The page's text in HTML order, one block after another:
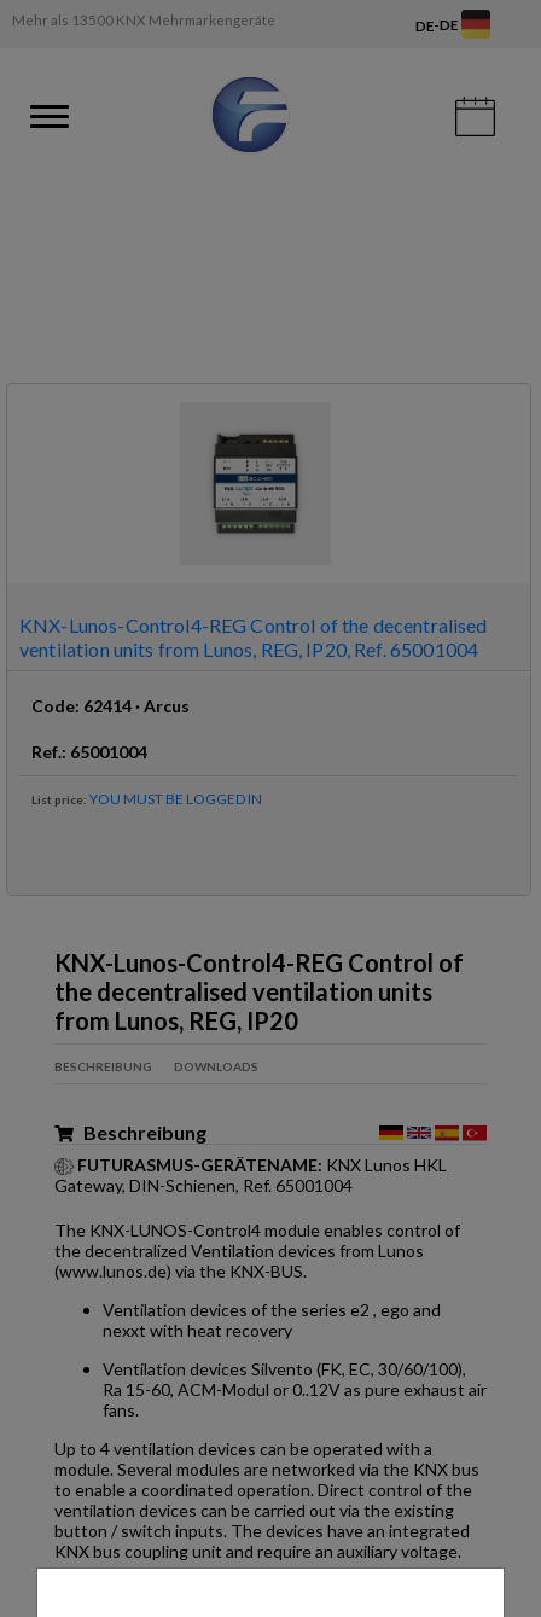
Mehr als 13500 KNX Mehrmarkengeräte DE-DE
KNX-Lunos-Control4-REG Control of the decentralised
ventilation units from Lunos, REG, IP20, Ref. 65001004
Code: 62414·Arcus
Ref.: 65001004
List price: YOU MUST BE LOGGED IN
KNX-Lunos-Control4-REG Control of
the decentralised ventilation units
from Lunos, REG, IP20
BESCHREIBUNG DOWNLOADS
Beschreibung
FUTURASMUS-GERÄTENAME: KNX Lunos HKL
Gateway, DIN-Schienen, Ref. 65001004
The KNX-LUNOS-Control4 module enables control of
the decentralized Ventilation devices from Lunos
(www.lunos.de) via the KNX-BUS.
Ventilation devices of the series e2 , ego and
nexxt with heat recovery
Ventilation devices Silvento (FK, EC, 30/60/100),
Ra 15-60, ACM-Modul or 0..12V as pure exhaust air
fans.
Up to 4 ventilation devices can be operated with a
module. Several modules are networked via the KNX bus
to enable a coordinated operation. Direct control of the
ventilation devices can be carried out via the existing
button / switch inputs. The devices have an integrated
KNX bus coupling unit and require an auxiliary voltage.